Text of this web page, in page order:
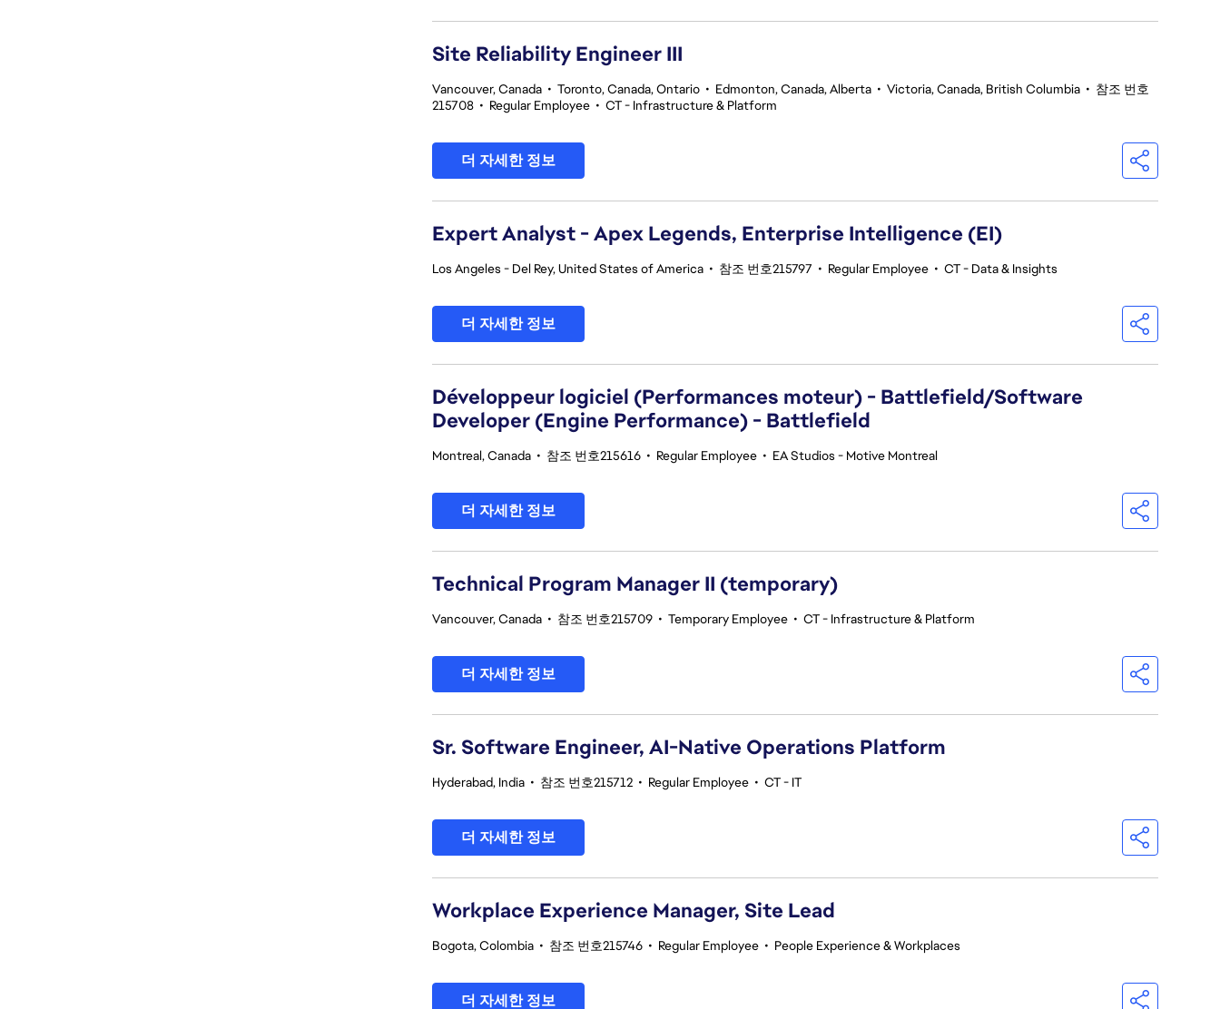
Site Reliability Engineer III
Vancouver, Canada • Toronto, Canada, Ontario • Edmonton, Canada, Alberta • Victoria, Canada, British Columbia • 참조 번호
215708 • Regular Employee • CT - Infrastructure & Platform
더 자세한 정보
Expert Analyst - Apex Legends, Enterprise Intelligence (EI)
Los Angeles - Del Rey, United States of America • 참조 번호215797 • Regular Employee • CT - Data & Insights
더 자세한 정보
Développeur logiciel (Performances moteur) - Battlefield/Software
Developer (Engine Performance) - Battlefield
Montreal, Canada • 참조 번호215616 • Regular Employee • EA Studios - Motive Montreal
더 자세한 정보
Technical Program Manager II (temporary)
Vancouver, Canada • 참조 번호215709 • Temporary Employee • CT - Infrastructure & Platform
더 자세한 정보
Sr. Software Engineer, AI-Native Operations Platform
Hyderabad, India • 참조 번호215712 • Regular Employee • CT - IT
더 자세한 정보
Workplace Experience Manager, Site Lead
Bogota, Colombia • 참조 번호215746 • Regular Employee • People Experience & Workplaces
더 자세한 정보